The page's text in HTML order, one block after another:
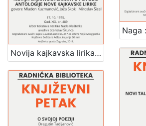
Novija kajkavska lirika : u povodu antologije nove kajkavske lirike : Književni petak, dvorana u Novinarskom domu, 17. 10. 1975., br. 489 / govore Mladen Kuzmanović, Joža Skok, Miroslav Šicel ; izbor tekstova recitira Nada Klašterka ; urednik Stanislav Škunca